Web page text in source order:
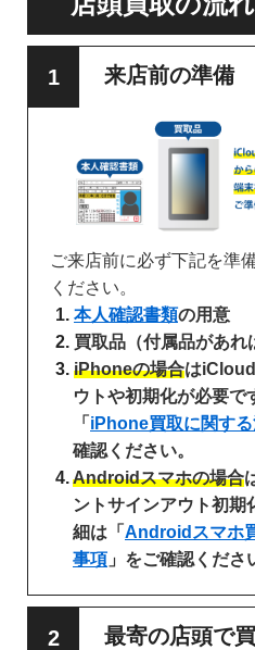
来店前の準備
ご来店前に必ず下記を準
ください。
本人確認書類の用意
買取品（付属品があれ
iPhoneの場合は
ウトや初期化が必要で
「 iPhone買取に関す
確認ください。
Androidスマホの場合
ントサインアウト初期
細は「 Androidスマホ
事項 」をご確認くださ
最寄の店頭で